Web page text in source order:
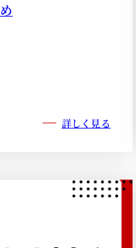
詳しく見る